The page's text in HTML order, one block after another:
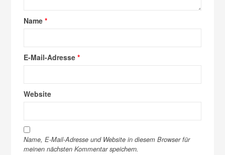
Name*
E-Mail-Adresse*
Website
Name, E-Mail-Adresse und Website in diesem Browser für
meinen nächsten Kommentar speichern.